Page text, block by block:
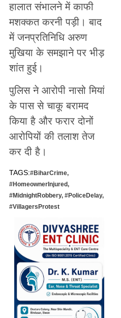
हालात संभालने में काफी
मशक्कत करनी पड़ी। बाद
में जनप्रतिनिधि अरुण
मुखिया के समझाने पर भीड़
शांत हुई।
पुलिस ने आरोपी नासो मियां
के पास से चाकू बरामद
किया है और फरार दोनों
आरोपियों की तलाश तेज
कर दी है।
TAGS:#BiharCrime,
#HomeownerInjured,
#MidnightRobbery, #PoliceDelay,
#VillagersProtest